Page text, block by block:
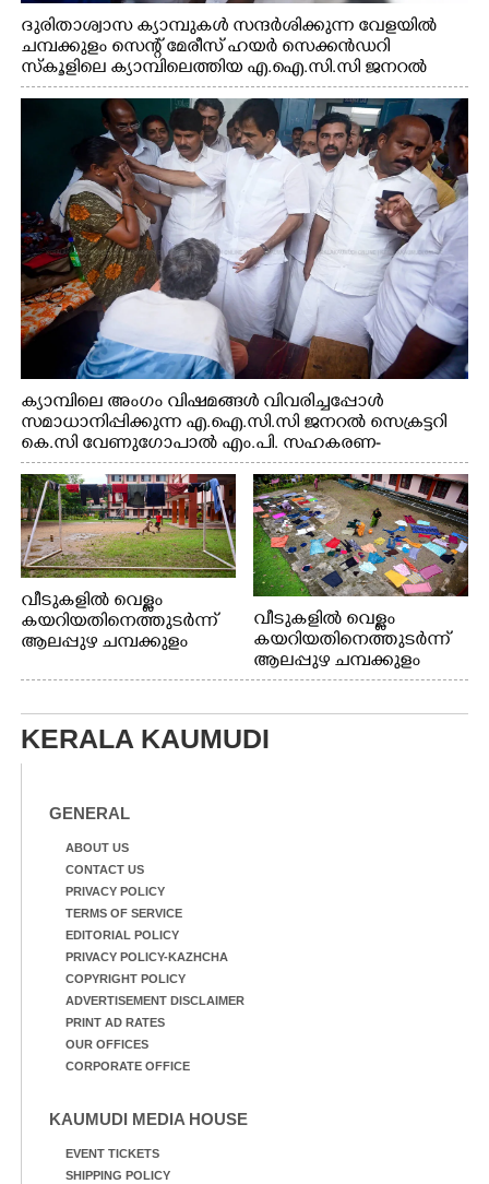
ദുരിതാശ്വാസ ക്യാമ്പുകൾ സന്ദർശിക്കുന്ന വേളയിൽ
ചമ്പക്കുളം സെന്റ് മേരീസ് ഹയർ സെക്കൻഡറി
സ്കൂളിലെ ക്യാമ്പിലെത്തിയ എ.ഐ.സി.സി ജനറൽ
സെക്രട്ടറി കെ.സി വേണുഗോപാൽ എം.പി കുരുന്നിനെ
എടുത്ത് ലാളിച്ചപ്പോൾ. സഹകരണ-എക്സൈസ്
വകുപ്പ് മന്ത്രി എം. ലിജു, കൃഷിവകുപ്പ് മന്ത്രി ടി. സിദ്ദിഖ്,
റെജി ചെറിയാൻ എം. എൽ. എ എന്നിവർ സമീപം
ക്യാമ്പിലെ അംഗം വിഷമങ്ങൾ വിവരിച്ചപ്പോൾ
സമാധാനിപ്പിക്കുന്ന എ.ഐ.സി.സി ജനറൽ സെക്രട്ടറി
കെ.സി വേണുഗോപാൽ എം.പി. സഹകരണ-
എക്സൈസ് വകുപ്പ് മന്ത്രി എം. ലിജു, എന്നിവർ
വീടുകളിൽ വെള്ളം
കയറിയതിനെത്തുടർന്ന്
ആലപ്പുഴ ചമ്പക്കുളം
പോരൂക്കര സെൻട്രൽ
ക്യാമ്പിലെത്തിയവർ
വസ്ത്രങ്ങൾ
ഉണക്കാനിട്ടിരിക്കുന്ന
ഫുട്ബോൾ കളികളിൽ
കുട്ടികൾ
വീടുകളിൽ വെള്ളം
കയറിയതിനെത്തുടർന്ന്
ആലപ്പുഴ ചമ്പക്കുളം
ഫാദർ തോമസ്
സ്കൂളിലെ ദുരിതാശ്വാസ
ക്യാമ്പിലെത്തിയവർ മഴ
KERALA KAUMUDI
GENERAL
ABOUT US
CONTACT US
PRIVACY POLICY
TERMS OF SERVICE
EDITORIAL POLICY
PRIVACY POLICY-KAZHCHA
COPYRIGHT POLICY
ADVERTISEMENT DISCLAIMER
PRINT AD RATES
OUR OFFICES
CORPORATE OFFICE
KAUMUDI MEDIA HOUSE
EVENT TICKETS
SHIPPING POLICY